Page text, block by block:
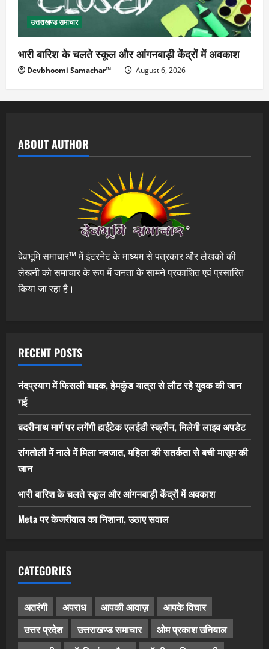
उत्तराखण्ड समाचार
भारी बारिश के चलते स्कूल और आंगनबाड़ी केंद्रों में अवकाश
Devbhoomi Samachar™ August 6, 2026
ABOUT AUTHOR
देवभूमि समाचार™ में इंटरनेट के माध्यम से पत्रकार और लेखकों की
लेखनी को समाचार के रूप में जनता के सामने प्रकाशित एवं प्रसारित
किया जा रहा है।
RECENT POSTS
नंदप्रयाग में फिसली बाइक, हेमकुंड यात्रा से लौट रहे युवक की जान
गई
बदरीनाथ मार्ग पर लगेंगी हाईटेक एलईडी स्क्रीन, मिलेगी लाइव अपडेट
रांगतोली में नाले में मिला नवजात, महिला की सतर्कता से बची मासूम की
जान
भारी बारिश के चलते स्कूल और आंगनबाड़ी केंद्रों में अवकाश
Meta पर केजरीवाल का निशाना, उठाए सवाल
CATEGORIES
अतरंगी अपराध आपकी आवाज़
आपके विचार
उत्तर प्रदेश
उत्तराखण्ड समाचार
ओम प्रकाश उनियाल